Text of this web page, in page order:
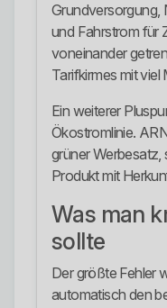
Grundversorgung,
und Fahrstrom für
voneinander
Tarifkirmes mit
Ein weiterer
Ökostromlinie.
grüner Werbesatz,
Produkt mit
Was man
sollte
Der größte Fehler
automatisch den